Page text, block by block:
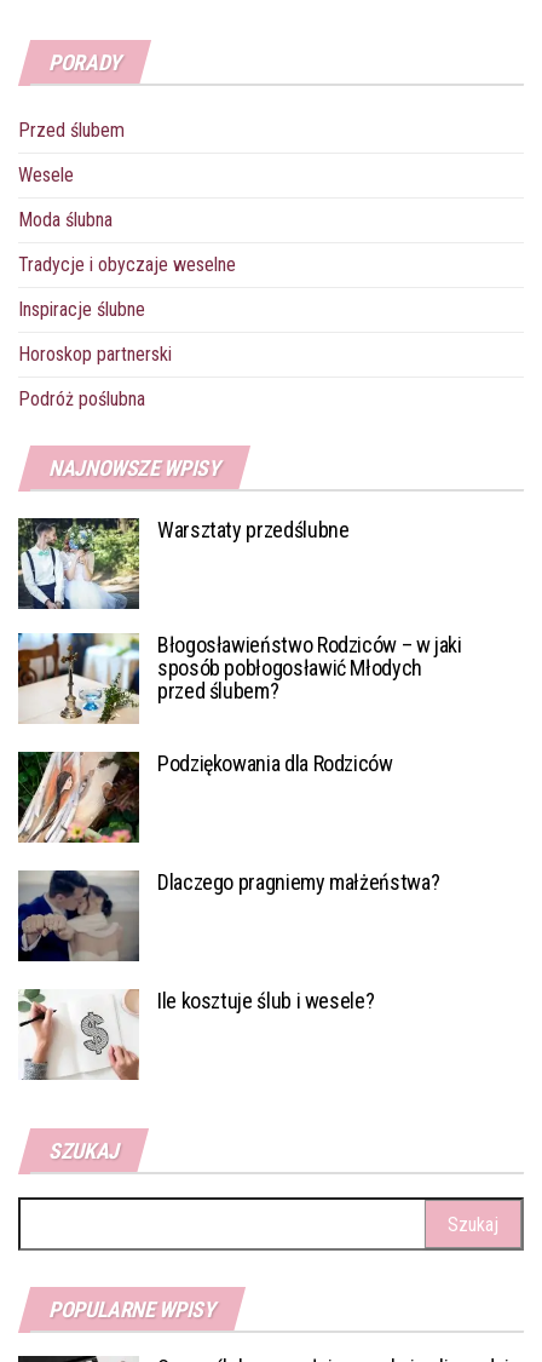
PORADY
Przed ślubem
Wesele
Moda ślubna
Tradycje i obyczaje weselne
Inspiracje ślubne
Horoskop partnerski
Podróż poślubna
NAJNOWSZE WPISY
Warsztaty przedślubne
Błogosławieństwo Rodziców – w jaki
sposób pobłogosławić Młodych
przed ślubem?
Podziękowania dla Rodziców
Dlaczego pragniemy małżeństwa?
Ile kosztuje ślub i wesele?
SZUKAJ
POPULARNE WPISY